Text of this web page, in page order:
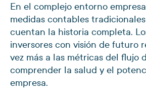
En el complejo entorno
medidas contables
cuentan la historia completa.
inversores con visión de futuro
vez más a las métricas del flujo
comprender la salud y el
empresa.